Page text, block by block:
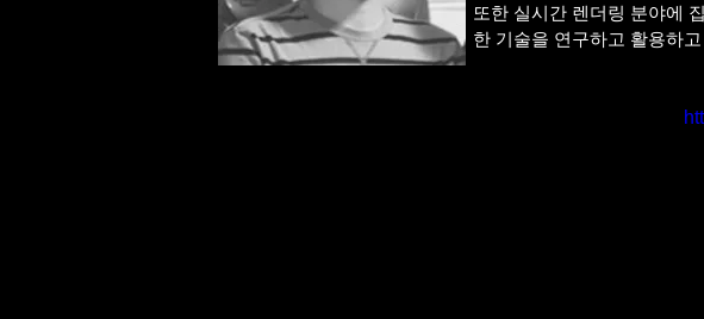
또한 실시간 렌더링 분야에
한 기술을 연구하고 활용하